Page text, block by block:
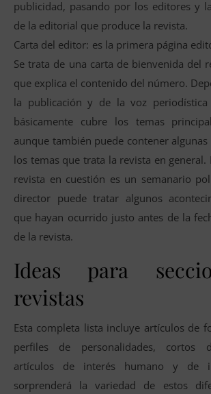
publicidad, pasando por los editores y
de la editorial que produce la revista.
Carta del editor: es la primera página
Se trata de una carta de bienvenida del
que explica el contenido del número.
la publicación y de la voz
básicamente cubre los temas
aunque también puede contener
los temas que trata la revista en
revista en cuestión es un semanario
director puede tratar algunos
que hayan ocurrido justo antes de la
de la revista.
Ideas para
revistas
Esta completa lista incluye artículos de
perfiles de personalidades, cortos
artículos de interés humano y de
sorprenderá la variedad de estos